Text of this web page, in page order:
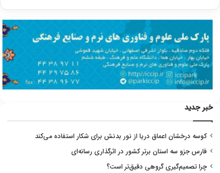
خبر جدید
کوسه درخشان اعماق دریا از نور بدنش برای شکار استفاده می‌کند
فارس جزو سه استان برتر کشور در اثرگذاری رسانه‌ای
چرا تصمیم‌گیری گروهی دقیق‌تر است؟